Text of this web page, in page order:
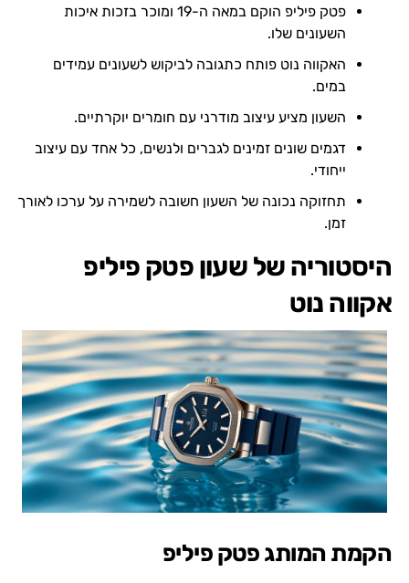
פטק פיליפ הוקם במאה ה-19 ומוכר בזכות איכות
השעונים שלו.
האקווה נוט פותח כתגובה לביקוש לשעונים עמידים
במים.
השעון מציע עיצוב מודרני עם חומרים יוקרתיים.
דגמים שונים זמינים לגברים ולנשים, כל אחד עם עיצוב
ייחודי.
תחזוקה נכונה של השעון חשובה לשמירה על ערכו לאורך
זמן.
היסטוריה של שעון פטק פיליפ
אקווה נוט
הקמת המותג פטק פיליפ